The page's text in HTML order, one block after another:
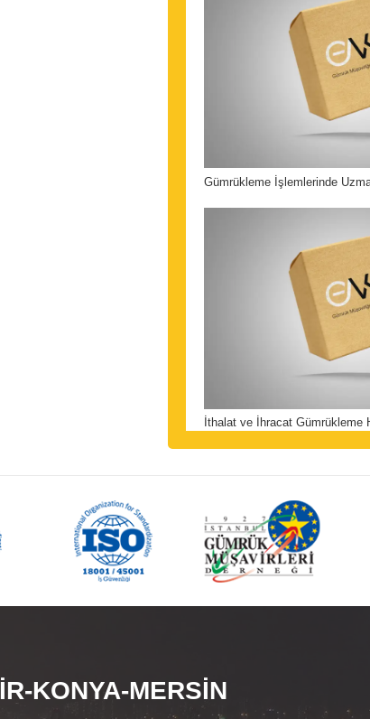
Gümrükleme İşlemlerinde
İthalat ve İhracat Gümrükleme
KONYA-MERSİN